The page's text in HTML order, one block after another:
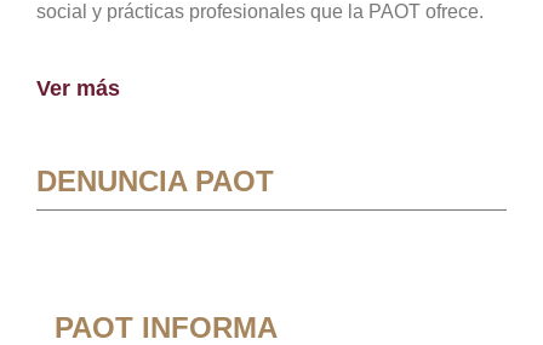
social y prácticas profesionales que la PAOT ofrece.
Ver más
DENUNCIA PAOT
PAOT INFORMA